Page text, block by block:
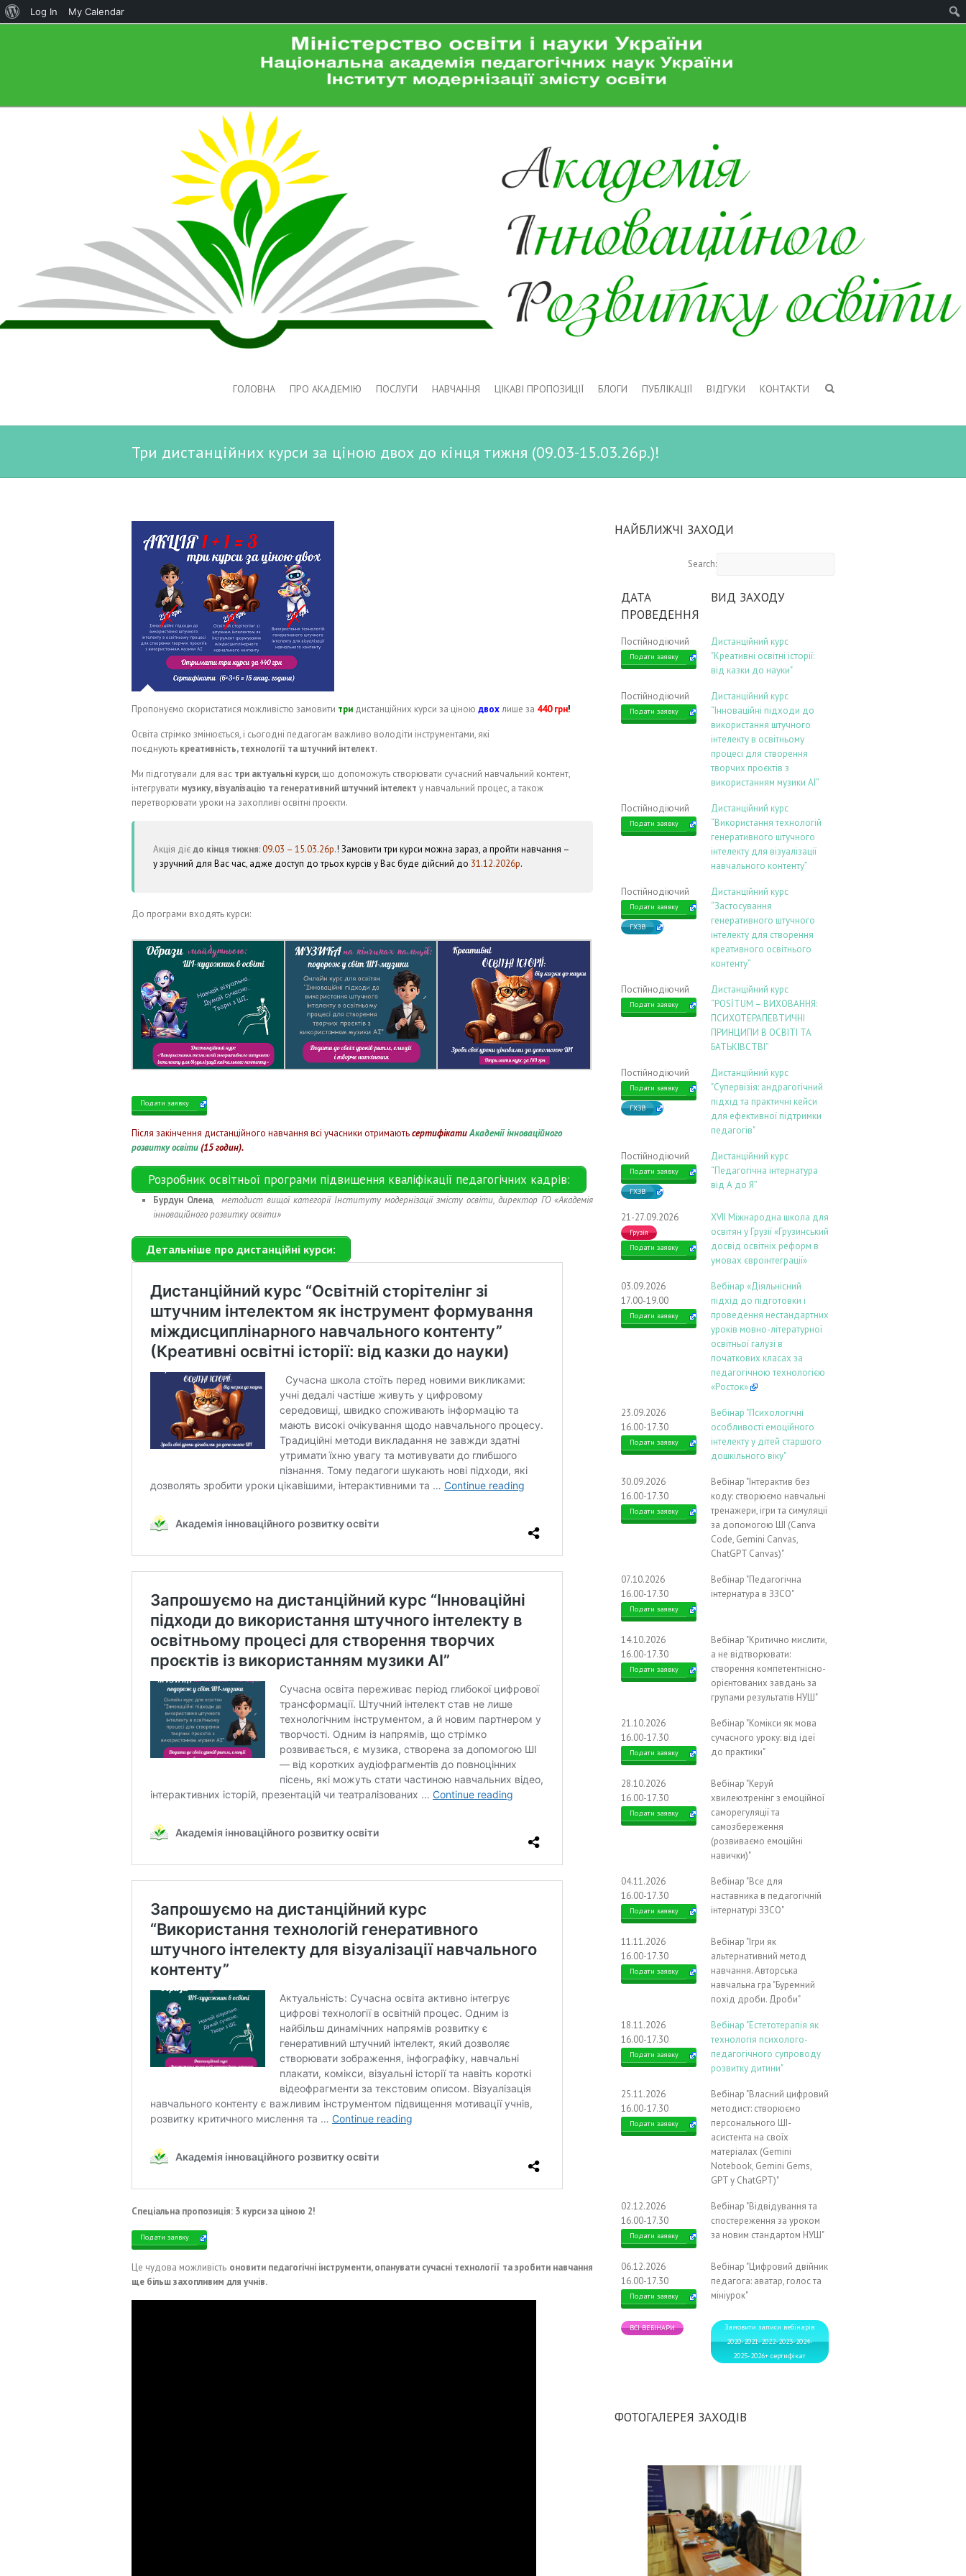
ГОЛОВНА ПРО АКАДЕМІЮ ПОСЛУГИ НАВЧАННЯ ЦІКАВІ ПРОПОЗИЦІЇ БЛОГИ ПУБЛІКАЦІЇ ВІДГУКИ КОНТАКТИ
Три дистанційних курси за ціною двох до кінця тижня (09.03-15.03.26р.)!
Пропонуємо скористатися можливістю замовити три дистанційних курси за ціною двохлише за 440 грн!
Освіта стрімко змінюється, і сьогодні педагогам важливо володіти інструментами, які
поєднують креативність, технології та штучний інтелект.
Ми підготували для вас три актуальні курси, що допоможуть створювати сучасний навчальний контент,
інтегрувати музику, візуалізацію та генеративний штучний інтелект у навчальний процес, а також
перетворювати уроки на захопливі освітні проєкти.
Акція дієдо кінця тижня:09.03 – 15.03.26р.! Замовити три курси можна зараз, а пройти навчання –
у зручний для Вас час, адже доступ до трьох курсів у Вас буде дійсний до 31.12.2026р.
До програми входять курси:
Подати заявку
Після закінчення дистанційного навчання всі учасники отримаютьсертифікатиАкадемії інноваційного
розвитку освіти(15 годин).
Розробник освітньої програми підвищення кваліфікації педагогічних кадрів:
Бурдун Олена, методист вищої категорії Інституту модернізації змісту освіти, директор ГО «Академія
інноваційного розвитку освіти»
Детальніше про дистанційні курси:
Спеціальна пропозиція: 3 курси за ціною 2!
Подати заявку
Це чудова можливість оновити педагогічні інструменти, опанувати сучасні технології та зробити навчання
ще більш захопливим для учнів.
НАЙБЛИЖЧІ ЗАХОДИ
Search:
ДАТА
ПРОВЕДЕННЯ
ВИД ЗАХОДУ
Постійнодіючий
Подати заявку
Дистанційний курс
"Креативні освітні історії:
від казки до науки"
Постійнодіючий
Подати заявку
Дистанційний курс
“Інноваційні підходи до
використання штучного
інтелекту в освітньому
процесі для створення
творчих проєктів з
використанням музики АІ”
Постійнодіючий
Подати заявку
Дистанційний курс
“Використання технологій
генеративного штучного
інтелекту для візуалізації
навчального контенту”
Постійнодіючий
Подати заявку
ГХЗВ
Дистанційний курс
“Застосування
генеративного штучного
інтелекту для створення
креативного освітнього
контенту”
Постійнодіючий
Подати заявку
Дистанційний курс
“POSİTUM – ВИХОВАННЯ:
ПСИХОТЕРАПЕВТИЧНІ
ПРИНЦИПИ В ОСВІТІ ТА
БАТЬКІВСТВІ”
Постійнодіючий
Подати заявку
ГХЗВ
Дистанційний курс
"Супервізія: андрагогічний
підхід та практичні кейси
для ефективної підтримки
педагогів"
Постійнодіючий
Подати заявку
ГХЗВ
Дистанційний курс
“Педагогічна інтернатура
від А до Я”
21-27.09.2026
Грузія
Подати заявку
ХVIІ Міжнародна школа для
освітян у Грузії «Грузинський
досвід освітніх реформ в
умовах євроінтеграції»
03.09.2026
17.00-19.00
Подати заявку
Вебінар «Діяльнісний
підхід до підготовки і
проведення нестандартних
уроків мовно-літературної
освітньої галузі в
початкових класах за
педагогічною технологією
«Росток»
23.09.2026
16.00-17.30
Подати заявку
Вебінар "Психологічні
особливості емоційного
інтелекту у дітей старшого
дошкільного віку"
30.09.2026
16.00-17.30
Подати заявку
Вебінар "Інтерактив без
коду: створюємо навчальні
тренажери, ігри та симуляції
за допомогою ШІ (Canva
Code, Gemini Canvas,
ChatGPT Canvas)"
07.10.2026
16.00-17.30
Подати заявку
Вебінар "Педагогічна
інтернатура в ЗЗСО"
14.10.2026
16.00-17.30
Подати заявку
Вебінар "Критично мислити,
а не відтворювати:
створення компетентнісно-
орієнтованих завдань за
групами результатів НУШ"
21.10.2026
16.00-17.30
Подати заявку
Вебінар "Комікси як мова
сучасного уроку: від ідеї
до практики"
28.10.2026
16.00-17.30
Подати заявку
Вебінар "Керуй
хвилею:тренінг з емоційної
саморегуляції та
самозбереження
(розвиваємо емоційні
навички)"
04.11.2026
16.00-17.30
Подати заявку
Вебінар "Все для
наставника в педагогічній
інтернатурі ЗЗСО"
11.11.2026
16.00-17.30
Подати заявку
Вебінар "Ігри як
альтернативний метод
навчання. Авторська
навчальна гра "Буремний
похід дроби. Дроби"
18.11.2026
16.00-17.30
Подати заявку
Вебінар "Естетотерапія як
технологія психолого-
педагогічного супроводу
розвитку дитини"
25.11.2026
16.00-17.30
Подати заявку
Вебінар "Власний цифровий
методист: створюємо
персонального ШІ-
асистента на своїх
матеріалах (Gemini
Notebook, Gemini Gems,
GPT у ChatGPT)"
02.12.2026
16.00-17.30
Подати заявку
Вебінар "Відвідування та
спостереження за уроком
за новим стандартом НУШ"
06.12.2026
16.00-17.30
Подати заявку
Вебінар "Цифровий двійник
педагога: аватар, голос та
мініурок"
ВСІ ВЕБІНАРИ
Замовити записи вебінарів
2020-2021-2022-2023-2024-
2025-2026+ сертифікат
ФОТОГАЛЕРЕЯ ЗАХОДІВ
About
Log In My Calendar